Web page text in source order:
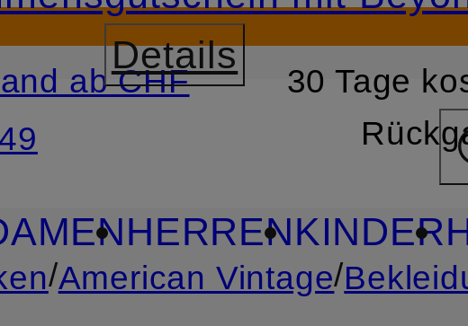
ZUM
Details
ab CHF
30 Tage
HERRENKINDER
/American Vintage/